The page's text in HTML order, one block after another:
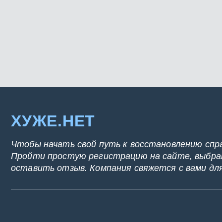
ХУЖЕ.НЕТ
Чтобы начать свой путь к восстановлению
Пройти простую регистрацию на сайте,
оставить отзыв. Компания свяжется с вами